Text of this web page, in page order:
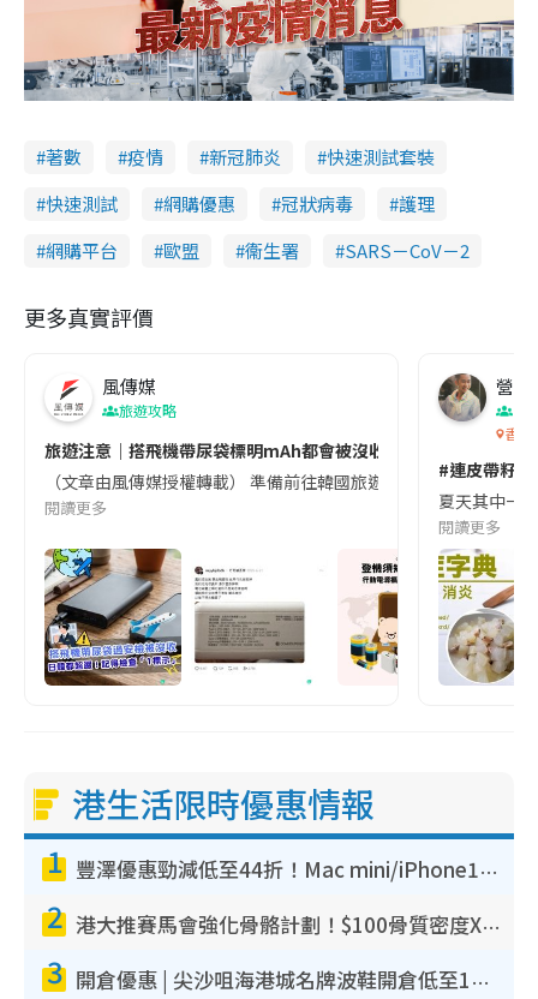
著數 疫情 新冠肺炎
快速測試套裝
快速測試
網購優惠 冠狀病毒
護理
網購平台
歐盟 衞生署 SARS－CoV－2
更多真實評價
風傳媒
旅遊攻略
旅遊注意｜搭飛機帶尿袋標明mAh都會被沒收😱出發前切記檢查
（文章由風傳媒授權轉載） 準備前往韓國旅遊的民眾，近期要
閱讀更多
營養
香港
#連皮帶籽
夏天其中一
閱讀更多
港生活限時優惠情報
1 豐澤優惠勁減低至44折！Mac mini/iPhone17Pro大減價！廚房家電$220起
2 港大推賽馬會強化骨骼計劃！$100骨質密度X光檢查 完成免費運動訓練送超市禮券！附參加資格
3 開倉優惠 | 尖沙咀海港城名牌波鞋開倉低至1折！On鞋$899起／Joy&Peace鞋履$98起